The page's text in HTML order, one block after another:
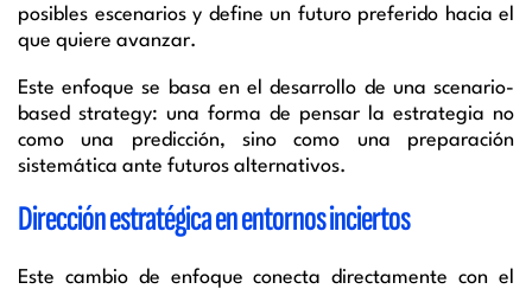
posibles escenarios y define un futuro preferido hacia el
que quiere avanzar.
Este enfoque se basa en el desarrollo de una scenario-
based strategy: una forma de pensar la estrategia no
como una predicción, sino como una preparación
sistemática ante futuros alternativos.
Dirección estratégica en entornos inciertos
Este cambio de enfoque conecta directamente con el